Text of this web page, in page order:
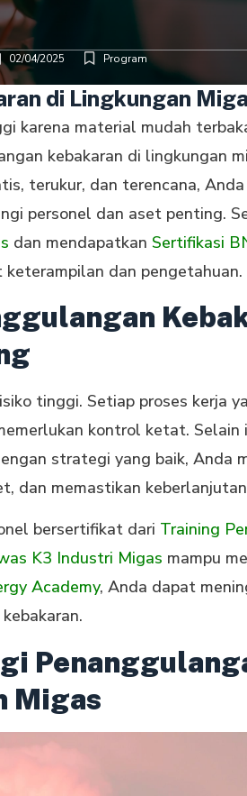
02/04/2025 Program
di Lingkungan
karena material mudah
kebakaran di lingkungan
terukur, dan terencana,
personel dan aset penting.
dan mendapatkan Sertifikasi
dan pengetahuan.
tinggi. Setiap proses kerja
kontrol ketat.
strategi yang baik, Anda
dan memastikan
bersertifikat dari Training
K3 Industri Migas mampu
Academy, Anda dapat
Migas